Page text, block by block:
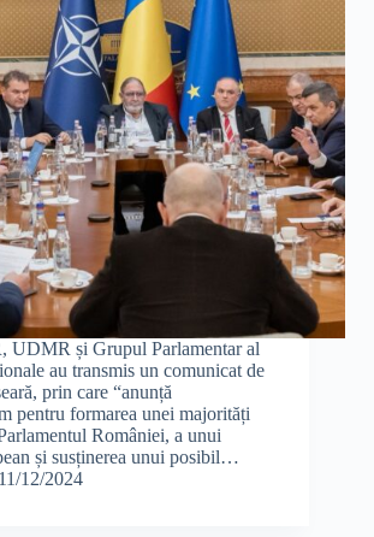
UDMR și Grupul Parlamentar al
au transmis un comunicat de
prin care “anunță
pentru formarea unei majorități
României, a unui
și susținerea unui posibil…
11/12/2024